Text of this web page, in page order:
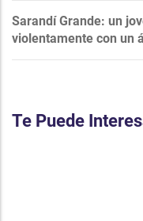
Sarandí Grande: un
violentamente con un
Te Puede